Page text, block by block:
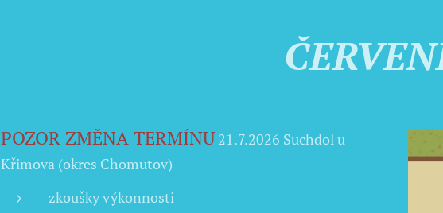
POZOR ZMĚNA TERMÍNU21.7.2026 Suchdol u
Křimova (okres Chomutov)
zkoušky výkonnosti